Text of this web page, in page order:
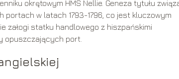
okrętowym HMS Nellie. Geneza tytułu
portach w latach 1793-1796, co jest kluczowym
załogi statku handlowego z hiszpańskimi
opuszczających port.